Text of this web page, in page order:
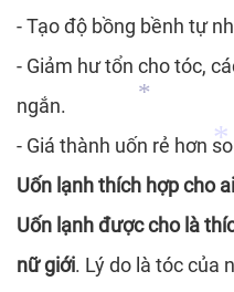
*
*
- Tạo độ bồng bềnh tự
- Giảm hư tổn cho tóc,
ngắn.
- Giá thành uốn rẻ hơn
Uốn lạnh thích hợp cho
Uốn lạnh được cho là
nữ giới. Lý do là tóc của